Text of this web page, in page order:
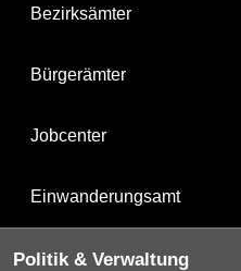
Bezirksämter
Bürgerämter
Jobcenter
Einwanderungsamt
Politik & Verwaltung